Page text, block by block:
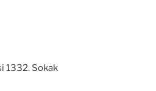
1332. Sokak